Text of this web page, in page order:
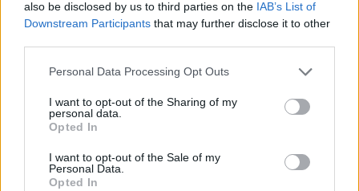
also be disclosed by us to third parties on the IAB’s List of
Downstream Participants that may further disclose it to other
Please note that this website/app uses one or more Google
not limited to your visit or usage behaviour. You may click to
grant or deny consent to Google and its third-party tags to
use your data for below specified purposes in below Google
consent section.
Personal Data Processing Opt Outs
I want to opt-out of the Sharing of my
personal data.
Opted In
I want to opt-out of the Sale of my
Personal Data.
Opted In
Hirdetés